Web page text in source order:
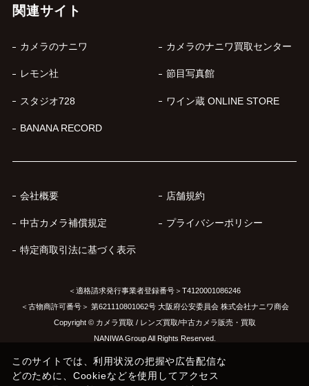
関連サイト
カメラのナニワ カメラのナニワ買取センター
レモン社 節目写真館
スタジオ728 ワイン蔵 ONLINE STORE
BANANA RECORD
会社概要 店舗規約
中古カメラ補償規定 プライバシーポリシー
特定商取引法に基づく表示
＜適格請求発行事業者登録番号＞T4120001086246
＜古物商許可番号＞ 第621110801062号 大阪府公安委員会 株式会社ナニワ商会
Copyright © カメラ買取 / レンズ買取/中古カメラ販売・買取
NANIWA Group All Rights Reserved.
このサイトでは、利用状況の把握や広告配信な
どのために、Cookieなどを使用してアクセス